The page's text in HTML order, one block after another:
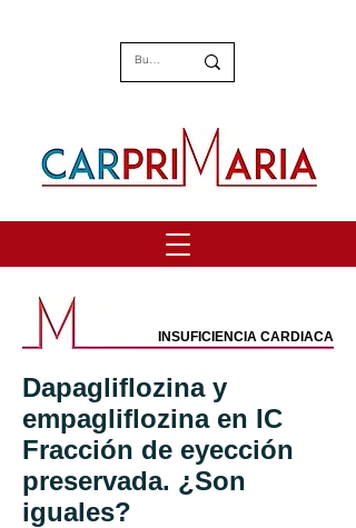
INSUFICIENCIA CARDIACA
Dapagliflozina y
empagliflozina en IC
Fracción de eyección
preservada. ¿Son
iguales?